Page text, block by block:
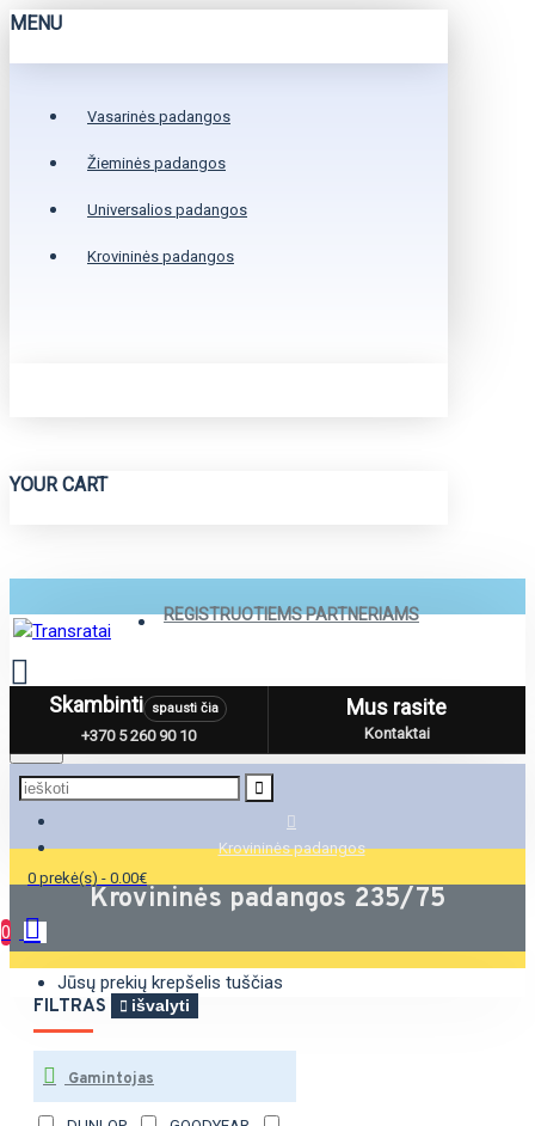
MENU
Vasarinės padangos
Žieminės padangos
Universalios padangos
Krovininės padangos
YOUR CART
REGISTRUOTIEMS PARTNERIAMS
Menu
0 prekė(s) - 0.00€
0
Jūsų prekių krepšelis tuščias
Skambinti spausti čia
+370 5 260 90 10
Mus rasite
Kontaktai
Krovininės padangos
Krovininės padangos 235/75
FILTRAS išvalyti
Gamintojas